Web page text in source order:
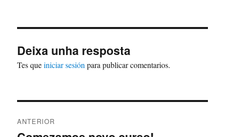
Deixa unha resposta
Tes queiniciar sesión para publicar comentarios.
de
ANTERIOR